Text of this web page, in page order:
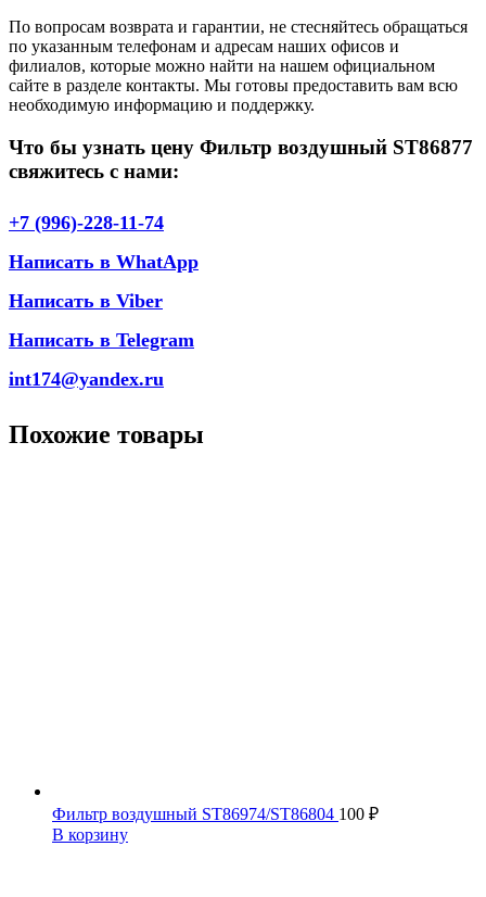
По вопросам возврата и гарантии, не стесняйтесь обращаться
по указанным телефонам и адресам наших офисов и
филиалов, которые можно найти на нашем официальном
сайте в разделе контакты. Мы готовы предоставить вам всю
необходимую информацию и поддержку.
Что бы узнать цену Фильтр воздушный ST86877
свяжитесь с нами:
+7 (996)-228-11-74
Написать в WhatApp
Написать в Viber
Написать в Telegram
int174@yandex.ru
Похожие товары
Фильтр воздушный ST86974/ST86804 100 ₽
В корзину